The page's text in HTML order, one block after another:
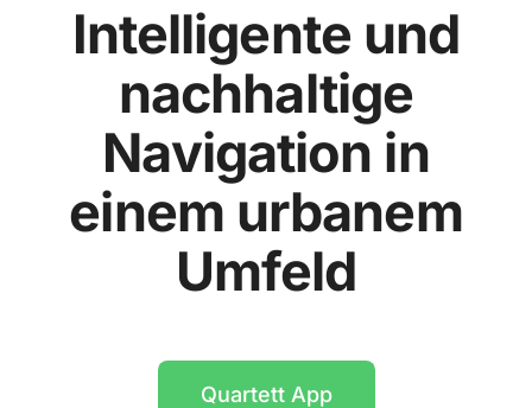
Intelligente und
nachhaltige
Navigation in
einem urbanem
Umfeld
Quartett App